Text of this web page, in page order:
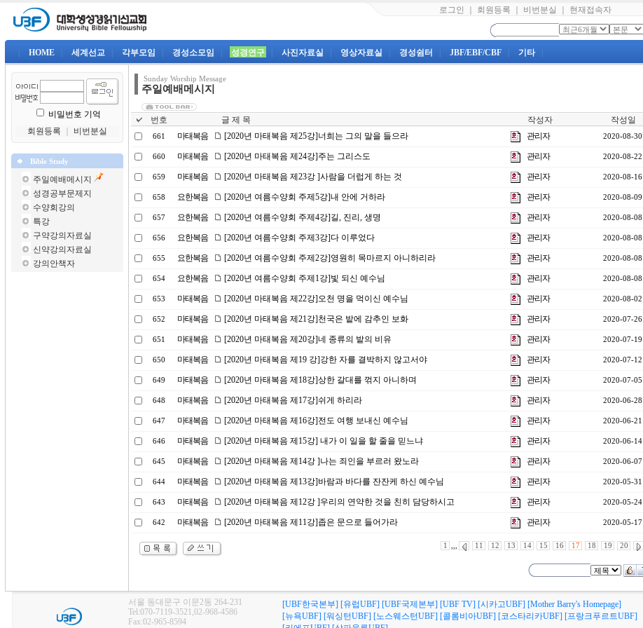
로그인 회원등록 비번분실 현재접속자
HOME 세계선교 각부모임 경성소모임 성경연구 사진자료실 영상자료실 경성쉼터 JBF/EBF/CBF 기타
비밀번호 기억
회원등록
비번분실
Bible Study
주일예배메시지
성경공부문제지
수양회강의
특강
구약강의자료실
신약강의자료실
강의안책자
Sunday Worship Message
주일예배메시지
번호 글 제 목 작성자 작성일
661 마태복음 [2020년 마태복음 제25강]너희는 그의 말을 들으라 관리자 2020-08-30
660 마태복음 [2020년 마태복음 제24강]주는 그리스도 관리자 2020-08-22
659 마태복음 [2020년 마태복음 제23강 ]사람을 더럽게 하는 것 관리자 2020-08-16
658 요한복음 [2020년 여름수양회 주제5강]내 안에 거하라 관리자 2020-08-09
657 요한복음 [2020년 여름수양회 주제4강]길, 진리, 생명 관리자 2020-08-08
656 요한복음 [2020년 여름수양회 주제3강]다 이루었다 관리자 2020-08-08
655 요한복음 [2020년 여름수양회 주제2강]영원히 목마르지 아니하리라 관리자 2020-08-08
654 요한복음 [2020년 여름수양회 주제1강]빛 되신 예수님 관리자 2020-08-08
653 마태복음 [2020년 마태복음 제22강]오천 명을 먹이신 예수님 관리자 2020-08-02
652 마태복음 [2020년 마태복음 제21강]천국은 밭에 감추인 보화 관리자 2020-07-26
651 마태복음 [2020년 마태복음 제20강]네 종류의 밭의 비유 관리자 2020-07-19
650 마태복음 [2020년 마태복음 제19 강]강한 자를 결박하지 않고서야 관리자 2020-07-12
649 마태복음 [2020년 마태복음 제18강]상한 갈대를 꺾지 아니하며 관리자 2020-07-05
648 마태복음 [2020년 마태복음 제17강]쉬게 하리라 관리자 2020-06-28
647 마태복음 [2020년 마태복음 제16강]전도 여행 보내신 예수님 관리자 2020-06-21
646 마태복음 [2020년 마태복음 제15강] 내가 이 일을 할 줄을 믿느냐 관리자 2020-06-14
645 마태복음 [2020년 마태복음 제14강 ]나는 죄인을 부르러 왔노라 관리자 2020-06-07
644 마태복음 [2020년 마태복음 제13강]바람과 바다를 잔잔케 하신 예수님 관리자 2020-05-31
643 마태복음 [2020년 마태복음 제12강 ]우리의 연약한 것을 친히 담당하시고 관리자 2020-05-24
642 마태복음 [2020년 마태복음 제11강]좁은 문으로 들어가라 관리자 2020-05-17
1 ,,, 11 12 13 14 15 16 17 18 19 20
서울 동대문구 이문2동 264-231
Tel:070-7119-3521,02-968-4586
Fax:02-965-8594
[UBF한국본부] [유럽UBF] [UBF국제본부] [UBF TV] [시카고UBF] [Mother Barry's Homepage]
[뉴욕UBF] [워싱턴UBF] [노스웨스턴UBF] [콜롬비아UBF] [코스타리카UBF] [프랑크푸르트UBF]